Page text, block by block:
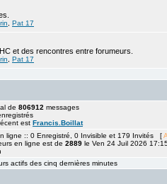
Pat 17
et des rencontres entre forumeurs.
Pat 17
de 806912 messages
est Francis.Boillat
ligne :: 0 Enregistré, 0 Invisible et 179 Invités [
en ligne est de 2889 le Ven 24 Juil 2026
actifs des cinq dernières minutes